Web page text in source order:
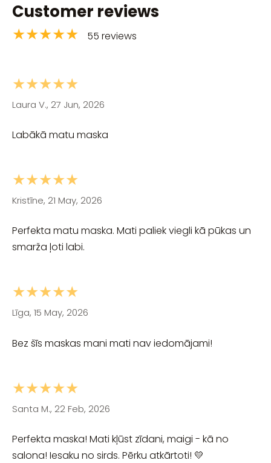
Customer reviews
★★★★★ 55 reviews
★★★★★
Laura V., 27 Jun, 2026
Labākā matu maska
★★★★★
Kristīne, 21 May, 2026
Perfekta matu maska. Mati paliek viegli kā pūkas un
smarža ļoti labi.
★★★★★
Līga, 15 May, 2026
Bez šīs maskas mani mati nav iedomājami!
★★★★★
Santa M., 22 Feb, 2026
Perfekta maska! Mati kļūst zīdani, maigi - kā no
salona! Iesaku no sirds. Pērku atkārtoti! 💛